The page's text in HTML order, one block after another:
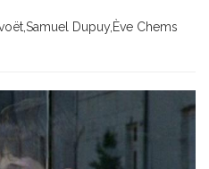
Dupuy,Ève Chems